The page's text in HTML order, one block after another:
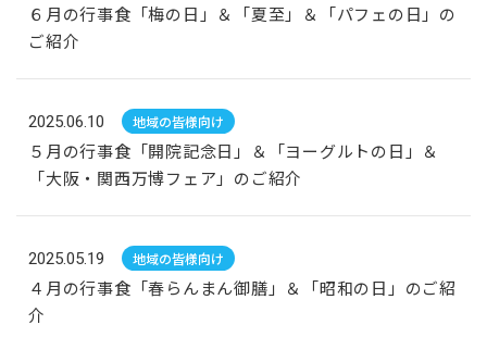
６月の行事食「梅の日」＆「夏至」＆「パフェの日」の
ご紹介
2025.06.10 地域の皆様向け
５月の行事食「開院記念日」＆「ヨーグルトの日」＆
「大阪・関西万博フェア」のご紹介
2025.05.19 地域の皆様向け
４月の行事食「春らんまん御膳」＆「昭和の日」のご紹
介